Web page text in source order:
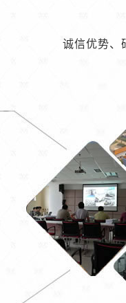
诚信优势、